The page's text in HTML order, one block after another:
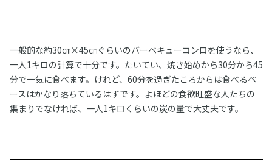
一般的な約30㎝×45㎝ぐらいのバーベキューコンロを使うなら、
一人1キロの計算で十分です。たいてい、焼き始めから30分から45
分で一気に食べます。けれど、60分を過ぎたころからは食べるペ
ースはかなり落ちているはずです。よほどの食欲旺盛な人たちの
集まりでなければ、一人1キロくらいの炭の量で大丈夫です。